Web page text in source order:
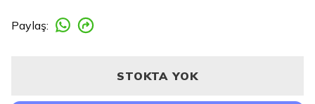
Paylaş:
STOKTA YOK